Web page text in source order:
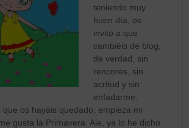
teniendo muy
buen día, os
invito a que
cambiéis de blog,
de verdad, sin
rencores, sin
acritud y sin
enfadarme.
que os hayáis quedado, empieza mi
gusta la Primavera. Ale, ya lo he dicho.